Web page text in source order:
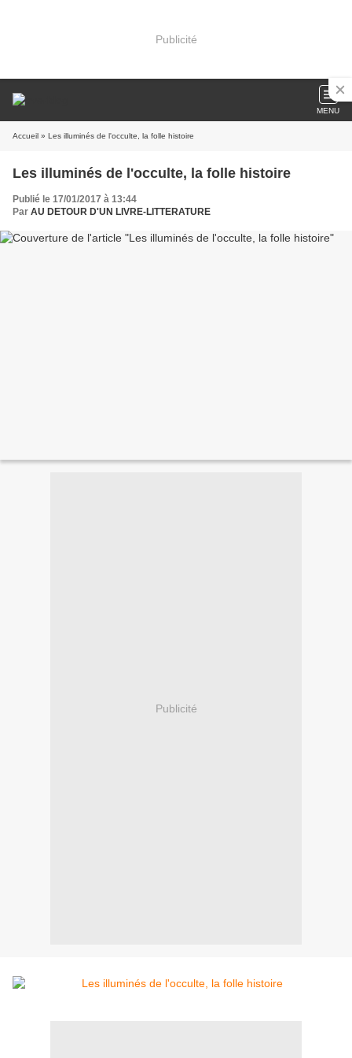
Publicité
MENU
Accueil » Les illuminés de l'occulte, la folle histoire
Les illuminés de l'occulte, la folle histoire
Publié le 17/01/2017 à 13:44
Par AU DETOUR D'UN LIVRE-LITTERATURE
Publicité